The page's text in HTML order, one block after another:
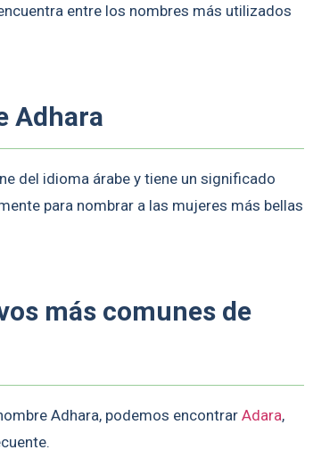
entre los nombres más utilizados
Adhara
del idioma árabe y tiene un significado
para nombrar a las mujeres más bellas
más comunes de
Adhara, podemos encontrar Adara,